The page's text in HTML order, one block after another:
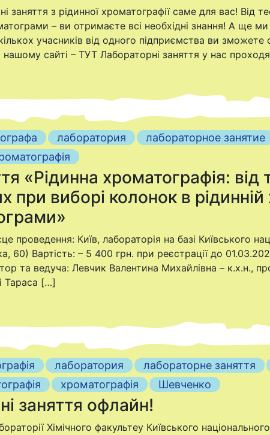
заняття з рідинної хроматографії саме для вас! Від
– ви отримаєте всі необхідні знання! А ще
учасників від одного підприємства ви
нашому сайті – ТУТ Лабораторні заняття у нас
лаборатория лабораторное занятие
«Рідинна хроматографія: від
при виборі колонок в
проведення: Київ, лабораторія на базі Київського
60) Вартість: – 5 400 грн. при реєстрації до
та ведуча: Левчик Валентина Михайлівна – к.х.н.,
Тараса […]
лаборатория лабораторне заняття
хроматографія Шевченко
заняття офлайн!
Хімічного факультеу Київського